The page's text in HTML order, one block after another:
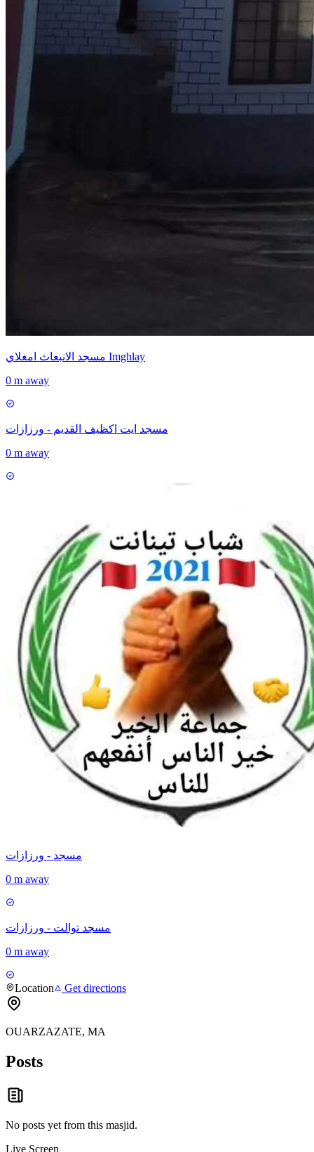
مسجد الانبعاث امغلاي Imghlay
0 m away
مسجد ايت اكظيف القديم - ورزازات
0 m away
مسجد - ورزازات
0 m away
مسجد توالت - ورزازات
0 m away
Location Get directions
OUARZAZATE, MA
Posts
No posts yet from this masjid.
Live Screen